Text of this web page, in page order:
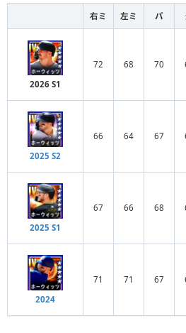
右ミ 左ミ パ
2026 S1
72 68 70
2025 S2
66 64 67
2025 S1
67 66 68
2024
71 71 67